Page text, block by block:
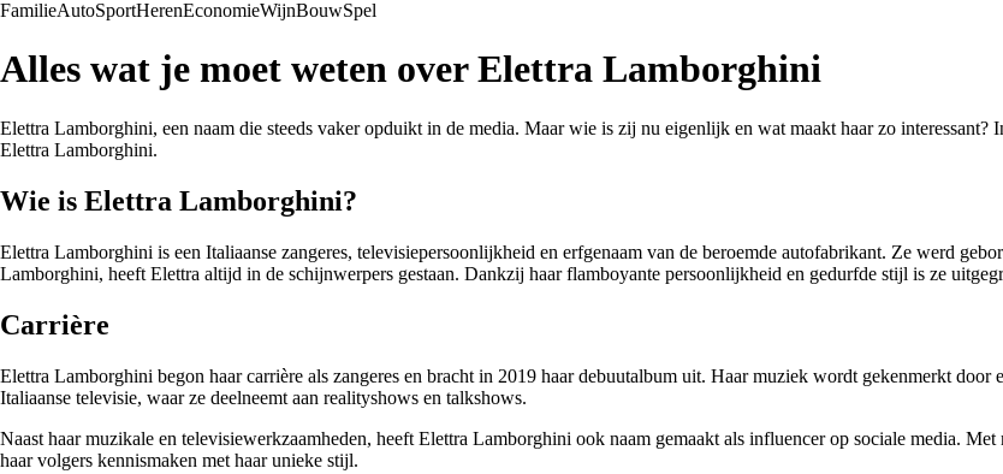
FamilieAutoSportHerenEconomieWijnBouwSpel
Alles wat je moet weten over Elettra Lamborghini
Elettra Lamborghini, een naam die steeds vaker opduikt in de media. Maar wie is zij nu eigenlijk en wat maakt haar zo
Elettra Lamborghini.
Wie is Elettra Lamborghini?
Elettra Lamborghini is een Italiaanse zangeres, televisiepersoonlijkheid en erfgenaam van de beroemde autofabrikant. Ze werd
Lamborghini, heeft Elettra altijd in de schijnwerpers gestaan. Dankzij haar flamboyante persoonlijkheid en gedurfde stijl is ze
Carrière
Elettra Lamborghini begon haar carrière als zangeres en bracht in 2019 haar debuutalbum uit. Haar muziek wordt gekenmerkt door
Italiaanse televisie, waar ze deelneemt aan realityshows en talkshows.
Naast haar muzikale en televisiewerkzaamheden, heeft Elettra Lamborghini ook naam gemaakt als influencer op sociale media.
haar volgers kennismaken met haar unieke stijl.